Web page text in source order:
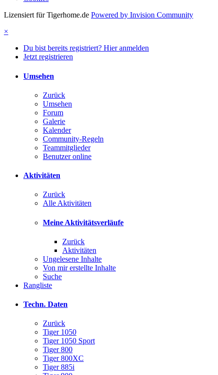
Lizensiert für Tigerhome.de Powered by Invision Community
×
Du bist bereits registriert? Hier anmelden
Jetzt registrieren
Umsehen
Zurück
Umsehen
Forum
Galerie
Kalender
Community-Regeln
Teammitglieder
Benutzer online
Aktivitäten
Zurück
Alle Aktivitäten
Meine Aktivitätsverläufe
Zurück
Aktivitäten
Ungelesene Inhalte
Von mir erstellte Inhalte
Suche
Rangliste
Techn. Daten
Zurück
Tiger 1050
Tiger 1050 Sport
Tiger 800
Tiger 800XC
Tiger 885i